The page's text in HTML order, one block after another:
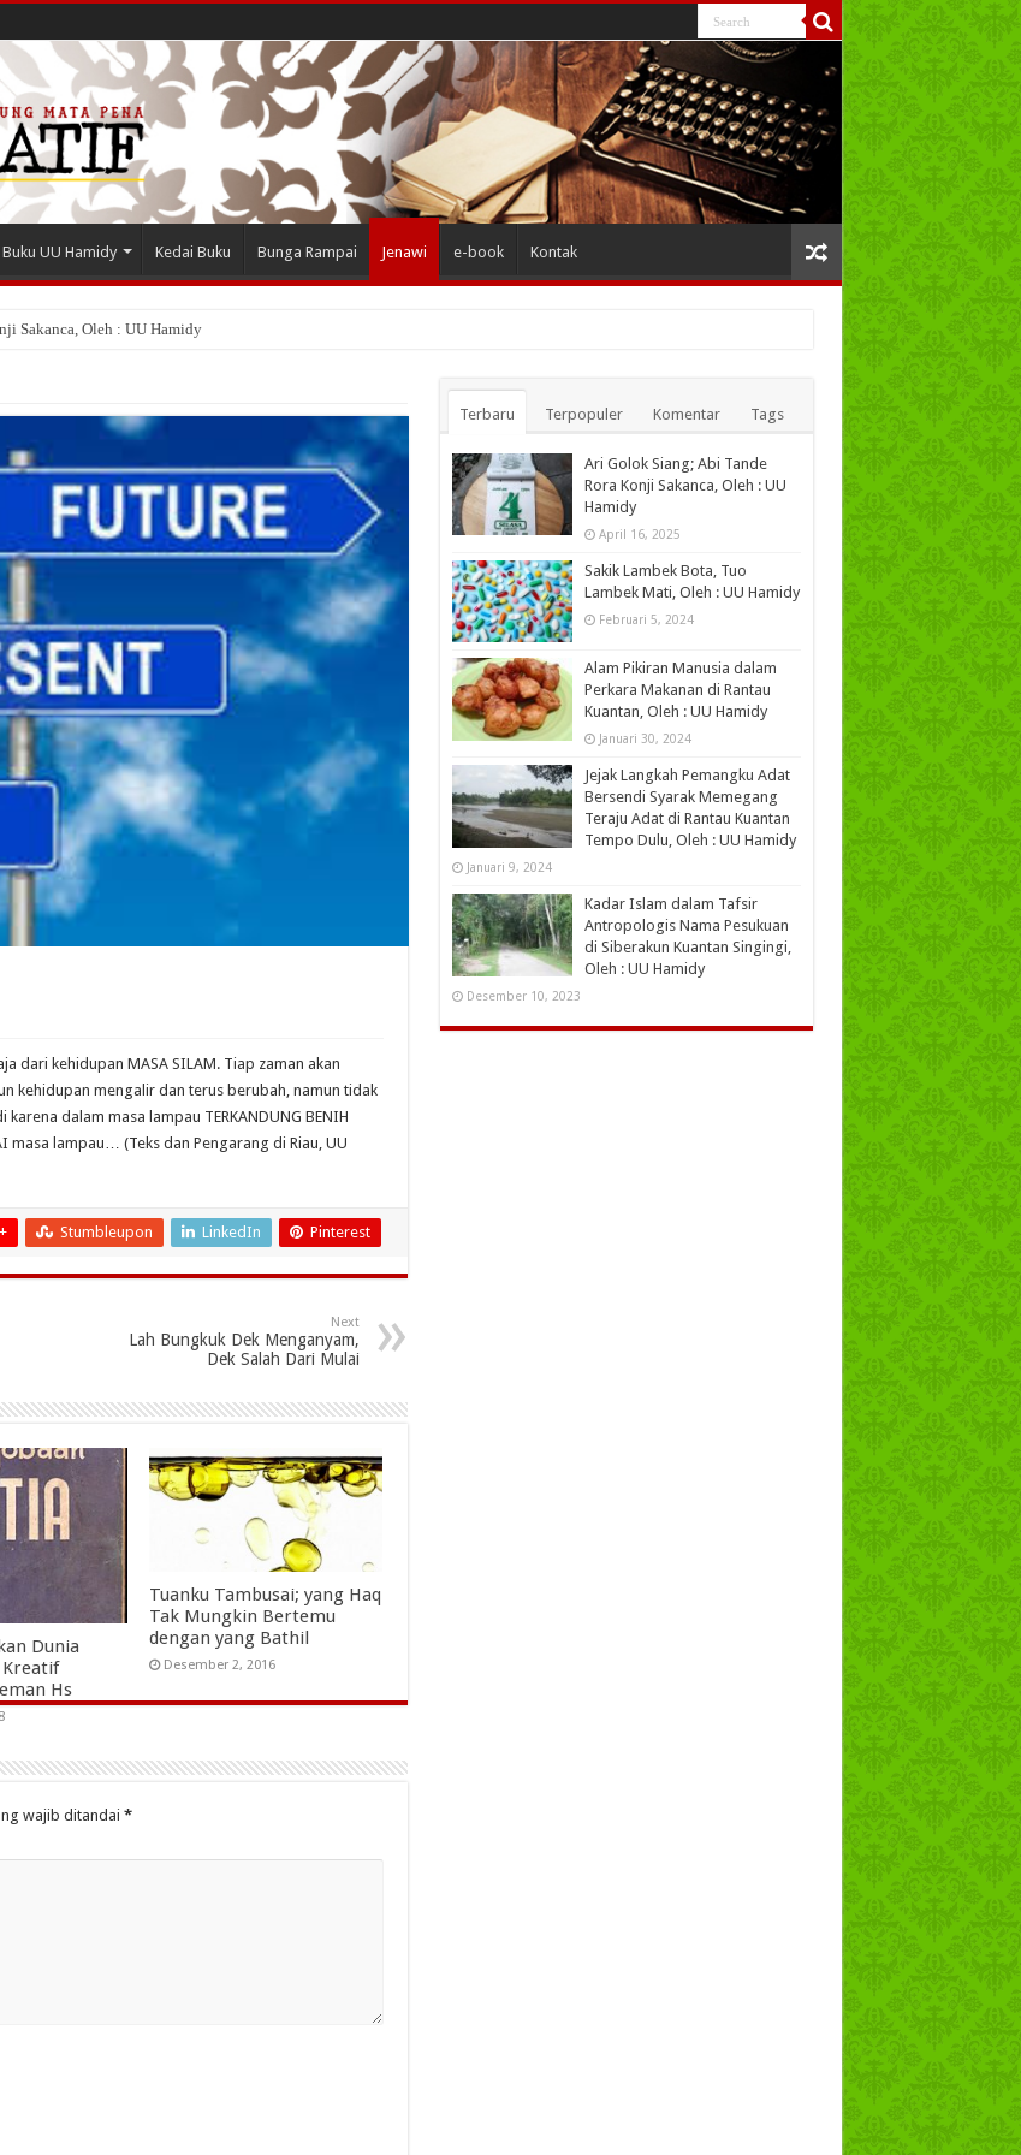
Buku UU Hamidy Kedai Buku Bunga Rampai Jenawi e-book Kontak
Sakanca, Oleh : UU Hamidy
dari kehidupan MASA SILAM. Tiap zaman akan
kehidupan mengalir dan terus berubah, namun tidak
dalam masa lampau TERKANDUNG BENIH
masa lampau… (Teks dan Pengarang di Riau, UU
Stumbleupon LinkedIn Pinterest
Next
Lah Bungkuk Dek Menganyam,
Dek Salah Dari Mulai
Dunia
Kreatif
Hs
Tuanku Tambusai; yang Haq
Tak Mungkin Bertemu
dengan yang Bathil
Desember 2, 2016
wajib ditandai *
Terbaru Terpopuler Komentar Tags
Ari Golok Siang; Abi Tande
Rora Konji Sakanca, Oleh : UU
Hamidy
April 16, 2025
Sakik Lambek Bota, Tuo
Lambek Mati, Oleh : UU Hamidy
Februari 5, 2024
Alam Pikiran Manusia dalam
Perkara Makanan di Rantau
Kuantan, Oleh : UU Hamidy
Januari 30, 2024
Jejak Langkah Pemangku Adat
Bersendi Syarak Memegang
Teraju Adat di Rantau Kuantan
Tempo Dulu, Oleh : UU Hamidy
Januari 9, 2024
Kadar Islam dalam Tafsir
Antropologis Nama Pesukuan
di Siberakun Kuantan Singingi,
Oleh : UU Hamidy
Desember 10, 2023